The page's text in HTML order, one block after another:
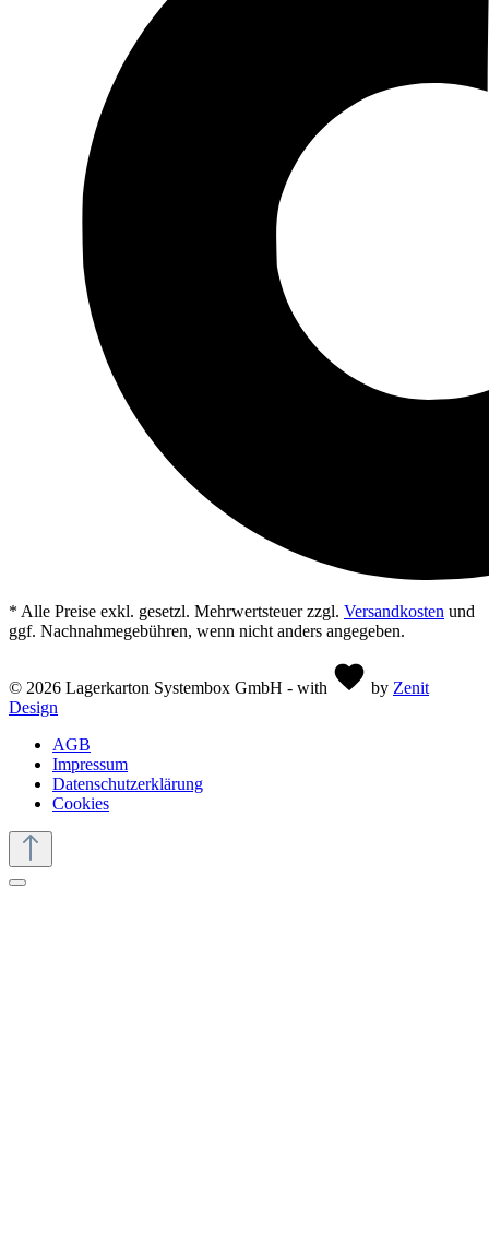
* Alle Preise exkl. gesetzl. Mehrwertsteuer zzgl. Versandkosten und
ggf. Nachnahmegebühren, wenn nicht anders angegeben.
© 2026 Lagerkarton Systembox GmbH - with by Zenit
Design
AGB
Impressum
Datenschutzerklärung
Cookies